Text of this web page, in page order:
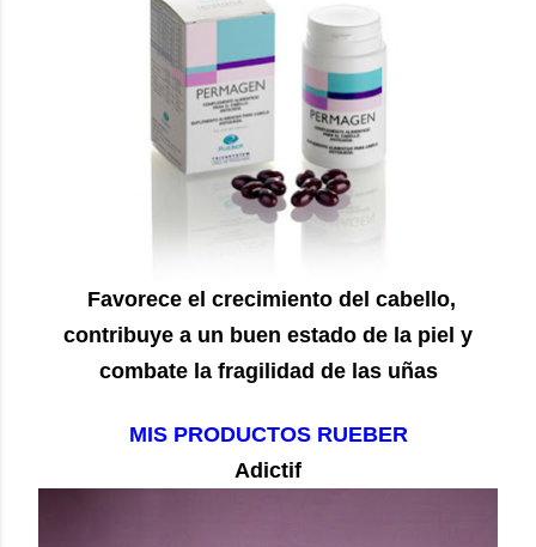
Favorece el crecimiento del cabello,
contribuye a un buen estado de la piel y
combate la fragilidad de las uñas
MIS PRODUCTOS RUEBER
Adictif